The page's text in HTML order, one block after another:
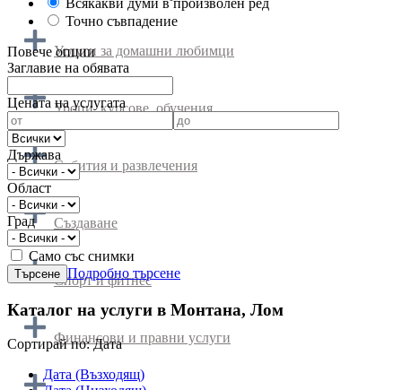
Услуги за домашни любимци
Уроци, курсове, обучения
Събития и развлечения
Създаване
Спорт и фитнес
Финансови и правни услуги
Точно съвпадение
Повече опции
Заглавие на обявата
Цената на услугата
Държава
Област
Град
Само със снимки
Подробно търсене
Каталог на услуги в Монтана, Лом
Cортирай по:Дата
Дата (Възходящ)